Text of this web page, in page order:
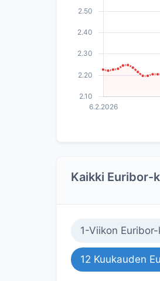
Kaikki Euribor-
1-Viikon
12 Kuukauden